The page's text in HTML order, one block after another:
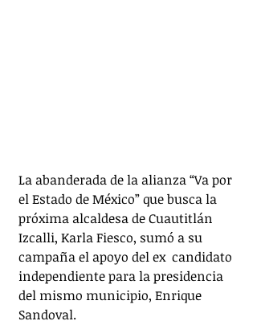
La abanderada de la alianza “Va por
el Estado de México” que busca la
próxima alcaldesa de Cuautitlán
Izcalli, Karla Fiesco, sumó a su
campaña el apoyo del ex  candidato
independiente para la presidencia
del mismo municipio, Enrique
Sandoval.